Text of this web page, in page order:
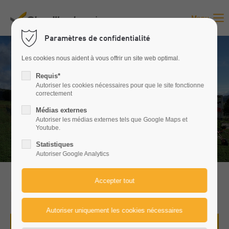
Login
Identifiant
Mot de passe
Connexion
Menu
Bienvenue chez le spécialiste
de machines agricoles dans
la Haute-Savoie, l'Ain et le Haut-Jura.
A propos de nous
Nouveautés
Paramètres de confidentialité
Les cookies nous aident à vous offrir un site web optimal.
Requis*
Autoriser les cookies nécessaires pour que le site fonctionne
correctement
Médias externes
Autoriser les médias externes tels que Google Maps et
Youtube.
Statistiques
Autoriser Google Analytics